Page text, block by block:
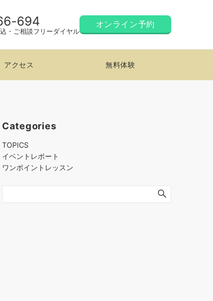
694
・ご相談フリーダイヤル
オンライン予約
アクセス 無料体験
Categories
TOPICS
イベントレポート
ワンポイントレッスン